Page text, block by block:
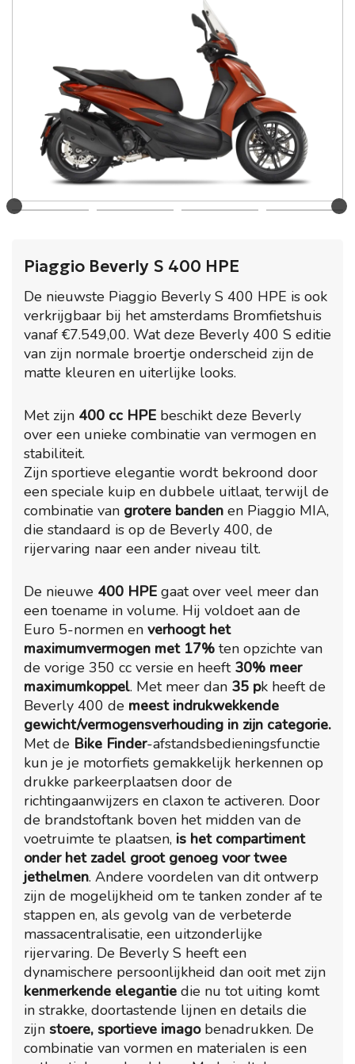
Piaggio Beverly S 400 HPE
De nieuwste Piaggio Beverly S 400 HPE is ook
verkrijgbaar bij het amsterdams Bromfietshuis
vanaf €7.549,00. Wat deze Beverly 400 S editie
van zijn normale broertje onderscheid zijn de
matte kleuren en uiterlijke looks.
Met zijn 400 cc HPE beschikt deze Beverly
over een unieke combinatie van vermogen en
stabiliteit.
Zijn sportieve elegantie wordt bekroond door
een speciale kuip en dubbele uitlaat, terwijl de
combinatie van grotere banden en Piaggio MIA,
die standaard is op de Beverly 400, de
rijervaring naar een ander niveau tilt.
De nieuwe 400 HPE gaat over veel meer dan
een toename in volume. Hij voldoet aan de
Euro 5-normen en verhoogt het
maximumvermogen met 17% ten opzichte van
de vorige 350 cc versie en heeft 30% meer
maximumkoppel. Met meer dan 35 pk heeft de
Beverly 400 de meest indrukwekkende
gewicht/vermogensverhouding in zijn categorie.
Met de Bike Finder-afstandsbedieningsfunctie
kun je je motorfiets gemakkelijk herkennen op
drukke parkeerplaatsen door de
richtingaanwijzers en claxon te activeren. Door
de brandstoftank boven het midden van de
voetruimte te plaatsen, is het compartiment
onder het zadel groot genoeg voor twee
jethelmen. Andere voordelen van dit ontwerp
zijn de mogelijkheid om te tanken zonder af te
stappen en, als gevolg van de verbeterde
massacentralisatie, een uitzonderlijke
rijervaring. De Beverly S heeft een
dynamischere persoonlijkheid dan ooit met zijn
kenmerkende elegantie die nu tot uiting komt
in strakke, doortastende lijnen en details die
zijn stoere, sportieve imagobenadrukken. De
combinatie van vormen en materialen is een